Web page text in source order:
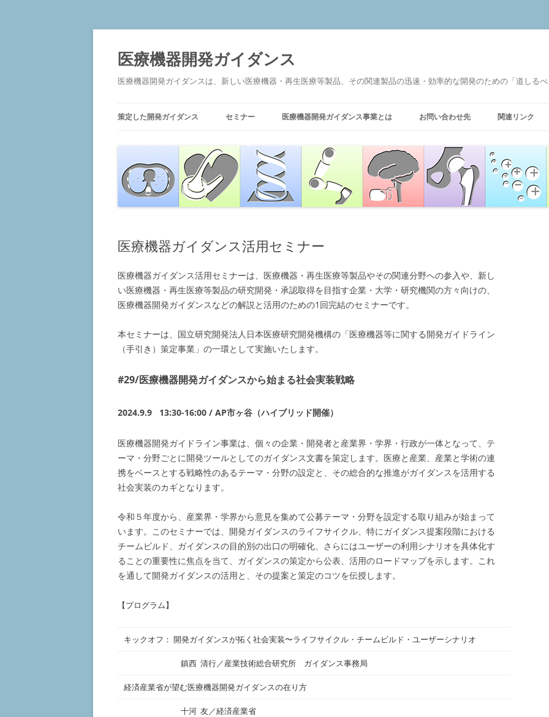
コ
テ
ン
ツ
へ
ス
医療機器開発ガイダンス
医療機器開発ガイダンスは、新しい医療機器・再生医療等製品、その関連製品の迅速・効率的な開発のための「道しる
策定した開発ガイダンス
ロボット手術器具の洗浄プロセス
医療・健康分野における行動変容を
テーラーメイド医療用診断機器
ナビゲーション医療
バイオニック医療機器
体内埋め込み型能動型機器
再生医療
運動機能回復訓練機器
医療用ソフトウェア
スマート治療室
人工知能分野
ホウ素中性子捕捉療法
セミナー 医療機器開発ガイダンス事業とは お問い合わせ先 関連リンク
医療機器ガイダンス活用セミナー
医療機器ガイダンス活用セミナーは、医療機器・再生医療等製品やその関連分野への参入や、新し
い医療機器・再生医療等製品の研究開発・承認取得を目指す企業・大学・研究機関の方々向けの、
医療機器開発ガイダンスなどの解説と活用のための1回完結のセミナーです。
本セミナーは、国立研究開発法人日本医療研究開発機構の「医療機器等に関する開発ガイドライン
（手引き）策定事業」の一環として実施いたします。
#29/医療機器開発ガイダンスから始まる社会実装戦略
2024.9.9 13:30-16:00 / AP市ヶ谷（ハイブリッド開催）
医療機器開発ガイドライン事業は、個々の企業・開発者と産業界・学界・行政が一体となって、テ
ーマ・分野ごとに開発ツールとしてのガイダンス文書を策定します。医療と産業、産業と学術の連
携をベースとする戦略性のあるテーマ・分野の設定と、その総合的な推進がガイダンスを活用する
社会実装のカギとなります。
令和５年度から、産業界・学界から意見を集めて公募テーマ・分野を設定する取り組みが始まって
います。このセミナーでは、開発ガイダンスのライフサイクル、特にガイダンス提案段階における
チームビルド、ガイダンスの目的別の出口の明確化、さらにはユーザーの利用シナリオを具体化す
ることの重要性に焦点を当て、ガイダンスの策定から公表、活用のロードマップを示します。これ
を通して開発ガイダンスの活用と、その提案と策定のコツを伝授します。
【プログラム】
キックオフ： 開発ガイダンスが拓く社会実装〜ライフサイクル・チームビルド・ユーザーシナリオ
鎮西 清行／産業技術総合研究所 ガイダンス事務局
経済産業省が望む医療機器開発ガイダンスの在り方
十河 友／経済産業省